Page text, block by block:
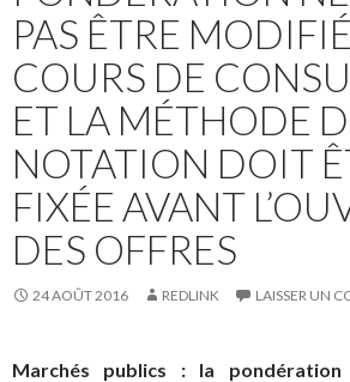
PAS ÊTRE
COURS DE
ET LA MÉTHODE
NOTATION DOIT
FIXÉE AVANT
DES OFFRES
24 AOÛT 2016 REDLINK LAISSER UN
Marchés publics : la